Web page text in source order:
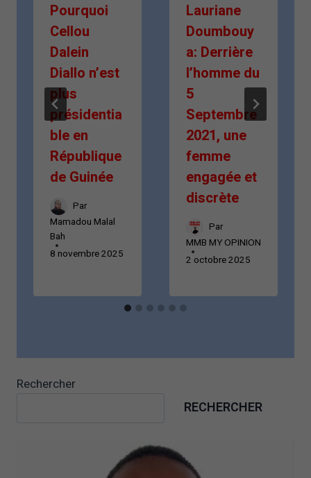
Pourquoi
Cellou
Dalein
Diallo n’est
plus
présidentia
ble en
République
de Guinée
Par
Mamadou Malal
Bah
8 novembre 2025
Lauriane
Doumbouy
a: Derrière
l’homme du
5
Septembre
2021, une
femme
engagée et
discrète
Par
MMB MY OPINION
2 octobre 2025
Rechercher
RECHERCHER